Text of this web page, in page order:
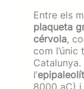
Entre els
plaqueta
cérvola,
com
l’
8000 aC) i